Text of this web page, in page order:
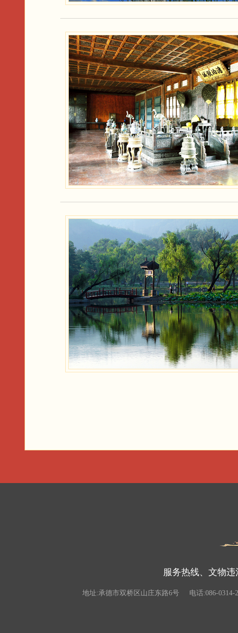
服务热线、文物违
地址:承德市双桥区山庄东路6号 电话:086-0314-